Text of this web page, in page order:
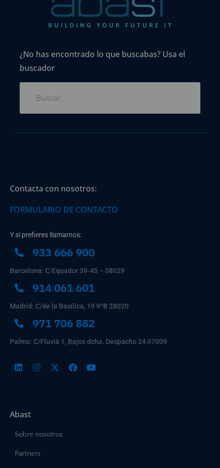
¿No has encontrado lo que buscabas? Usa el
buscador
Contacta con nosotros:
FORMULARIO DE CONTACTO
Y si prefieres llamarnos:
933 666 900
Barcelona: C/Equador 39-45 – 08029
914 061 601
Madrid: C/de la Basílica, 19 9ºB 28020
971 706 882
Palma: C/Fluvià 1, Bajos dcha. Despacho 24 07009
Abast
Sobre nosotros
Partners